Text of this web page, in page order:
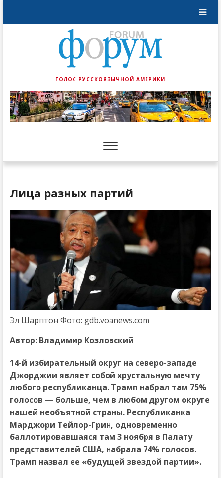
ГОЛОС РУССКОЯЗЫЧНОЙ АМЕРИКИ
Лица разных партий
Эл Шарптон Фото: gdb.voanews.com
Автор: Владимир Козловский
14-й избирательный округ на северо-западе
Джорджии являет собой хрустальную мечту
любого республиканца. Трамп набрал там 75%
голосов — больше, чем в любом другом округе
нашей необъятной страны. Республиканка
Марджори Тейлор-Грин, одновременно
баллотировавшаяся там 3 ноября в Палату
представителей США, набрала 74% голосов.
Трамп назвал ее «будущей звездой партии».